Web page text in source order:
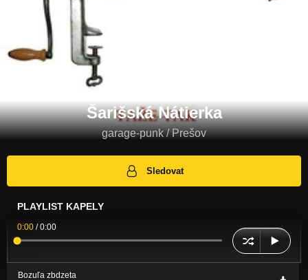
Šarišská Nátierka
garage-punk / Prešov
Sledovat
PLAYLIST KAPELY
0:00 /0:00
Bozuľa zbdzeta